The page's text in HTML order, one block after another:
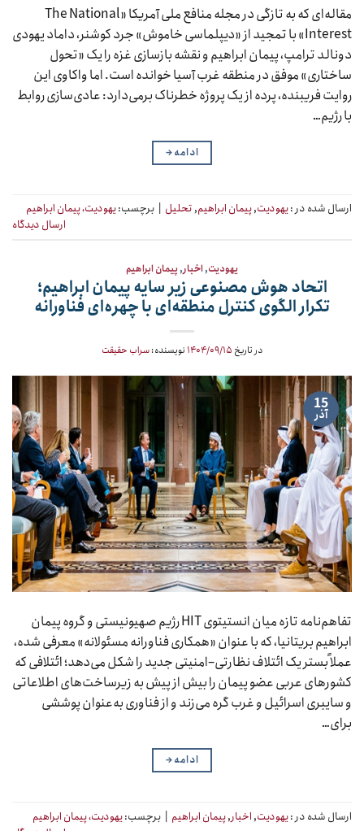
مقاله‌ای که به تازگی در مجله منافع ملی آمریکا «The National
Interest» با تمجید از «دیپلماسی خاموش» جرد کوشنر، داماد یهودی
دونالد ترامپ، پیمان ابراهیم و نقشه بازسازی غزه را یک «تحول
ساختاری» موفق در منطقه غرب آسیا خوانده است. اما واکاوی این
روایت فریبنده، پرده از یک پروژه خطرناک برمی‌دارد: عادی‌سازی روابط
با رژیم…
ادامه→
ارسال شده در :یهودیت,پیمان ابراهیم,تحلیل برچسب:یهودیت، پیمان ابراهیم
ارسال دیدگاه
یهودیت,اخبار,پیمان ابراهیم
اتحاد هوش مصنوعی زیر سایه پیمان ابراهیم؛
تکرار الگوی کنترل منطقه‌ای با چهره‌ای فناورانه
در تاریخ ۱۴۰۴/۰۹/۱۵ نویسنده:سراب حقیقت
15
آذر
تفاهم‌نامه تازه میان انستیتوی HIT رژیم صهیونیستی و گروه پیمان
ابراهیم بریتانیا، که با عنوان «همکاری فناورانه مسئولانه» معرفی شده،
عملاً بستر یک ائتلاف نظارتی–امنیتی جدید را شکل می‌دهد؛ ائتلافی که
کشورهای عربی عضو پیمان را بیش از پیش به زیرساخت‌های اطلاعاتی
و سایبری اسرائیل و غرب گره می‌زند و از فناوری به‌عنوان پوششی
برای…
ادامه→
ارسال شده در :یهودیت, اخبار,پیمان ابراهیم | برچسب:یهودیت، پیمان ابراهیم